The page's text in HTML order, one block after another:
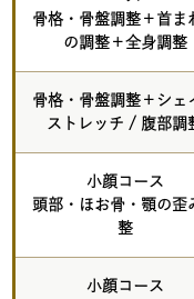
骨格・骨盤調整＋首ま
の調整＋全身調整
骨格・骨盤調整＋シェ
ストレッチ / 腹部調
小顔コース
頭部・ほお骨・顎の歪
整
小顔コース